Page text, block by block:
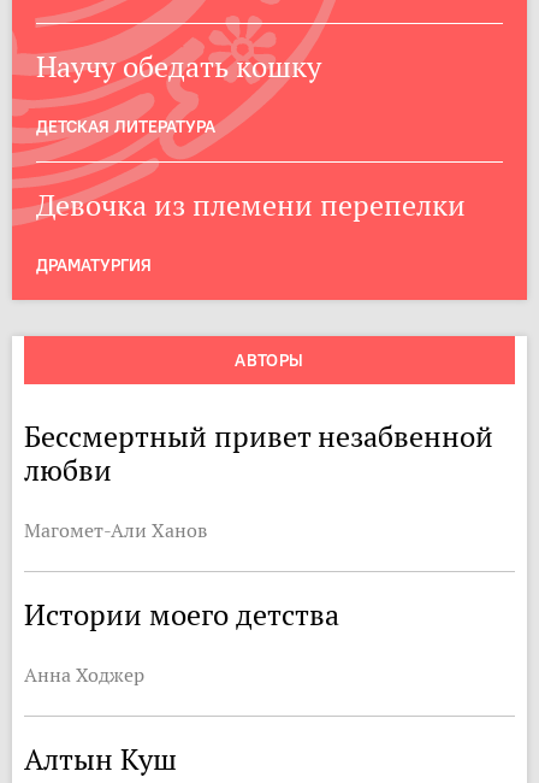
Научу обедать кошку
ДЕТСКАЯ ЛИТЕРАТУРА
Девочка из племени перепелки
ДРАМАТУРГИЯ
АВТОРЫ
Бессмертный привет незабвенной
любви
Магомет-Али Ханов
Истории моего детства
Анна Ходжер
Алтын Куш